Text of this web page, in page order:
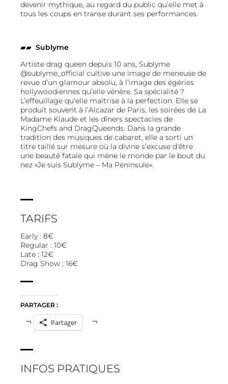
devenir mythique, au regard du public qu’elle met à
tous les coups en transe durant ses performances.
▰▰ Sublyme
Artiste drag queen depuis 10 ans, Sublyme
@sublyme_official cultive une image de meneuse de
revue d’un glamour absolu, à l’image des égéries
hollywoodiennes qu’elle vénère. Sa spécialité ?
L’effeuillage qu’elle maitrise à la perfection. Elle se
produit souvent à l’Alcazar de Paris, les soirées de La
Madame Klaude et les dîners spectacles de
KingChefs and DragQueends. Dans la grande
tradition des musiques de cabaret, elle a sorti un
titre taillé sur mesure où la divine s’excuse d’être
une beauté fatale qui mène le monde par le bout du
nez «Je suis Sublyme – Ma Péninsule».
TARIFS
Early : 8€
Regular : 10€
Late : 12€
Drag Show : 16€
PARTAGER :
Partager
INFOS PRATIQUES